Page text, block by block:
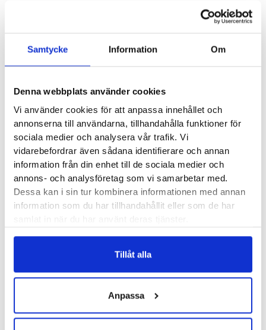
Samtycke Information Om
Denna webbplats använder cookies
Vi använder cookies för att anpassa innehållet och
annonserna till användarna, tillhandahålla funktioner för
sociala medier och analysera vår trafik. Vi
vidarebefordrar även sådana identifierare och annan
information från din enhet till de sociala medier och
annons- och analysföretag som vi samarbetar med.
Dessa kan i sin tur kombinera informationen med annan
information som du har tillhandahållit eller som de har
Tillåt alla
Anpassa
mängd
Promenadskor och walkingskor herr
Saldo weblager. För aktuellt butikssaldo, kontakta din närmstabutik.
New Balance Fresh Foam 1880 2E kombinerar det bästa av
två världar: stilren sneakersdesign med stötdämpande
funktion värdig en walkingsko. Lägg till det en bred och
rymlig läst så har vi en modell som gör sig riktigt bra till
både vardag och promenader.
Läst:Bred
Stockholm Hornstull,Stockholm Odengatan
Stockholm Storgatan
Recensioner